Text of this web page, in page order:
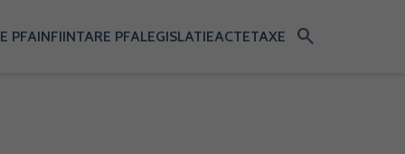
PFAINFIINTARE PFALEGISLATIEACTETAXE search